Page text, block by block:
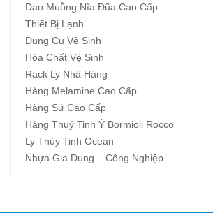
Dao Muỗng Nĩa Đũa Cao Cấp
Thiết Bị Lạnh
Dụng Cụ Vệ Sinh
Hóa Chất Vệ Sinh
Rack Ly Nhà Hàng
Hàng Melamine Cao Cấp
Hàng Sứ Cao Cấp
Hàng Thuỷ Tinh Ý Bormioli Rocco
Ly Thủy Tinh Ocean
Nhựa Gia Dụng – Công Nghiệp